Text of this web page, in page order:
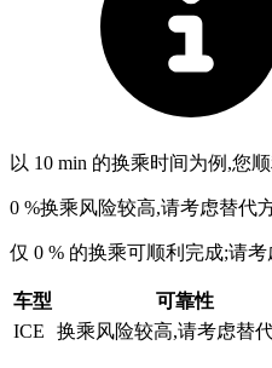
以 10 min 的换乘时间为例,您
0 %换乘风险较高,请考虑替代
仅 0 % 的换乘可顺利完成;请考
车型 可靠性
ICE
换乘风险较高,请考虑替